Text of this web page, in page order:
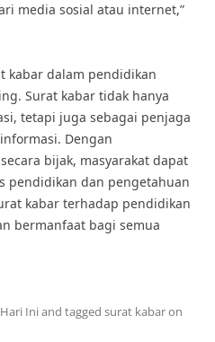
media sosial atau internet,”
kabar dalam pendidikan
Surat kabar tidak hanya
tetapi juga sebagai penjaga
Dengan
bijak, masyarakat dapat
pendidikan dan pengetahuan
kabar terhadap pendidikan
bermanfaat bagi semua
Iniand tagged surat kabaron